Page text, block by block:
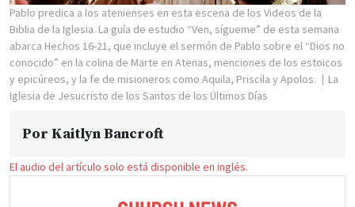
Pablo predica a los atenienses en esta escena de los Videos de la
Biblia de la Iglesia. La guía de estudio “Ven, sígueme” de esta semana
abarca Hechos 16-21, que incluye el sermón de Pablo sobre el “Dios no
conocido” en la colina de Marte en Atenas, menciones de los estoicos
y epicúreos, y la fe de misioneros como Aquila, Priscila y Apolos.
La
Iglesia de Jesucristo de los Santos de los Últimos Días
Por Kaitlyn Bancroft
El audio del artículo solo está disponible en inglés.